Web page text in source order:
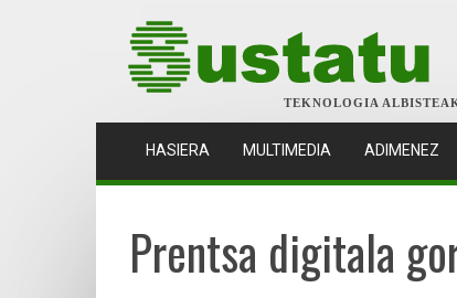
TEKNOLOGIA
HASIERA (CURRENT)
MULTIMEDIA ADIMENEZ
Prentsa digitala